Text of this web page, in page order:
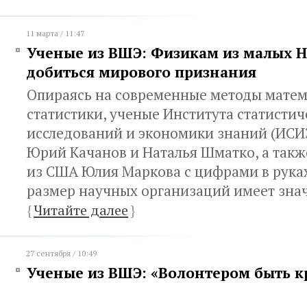
11 марта / 11:47
Ученые из ВШЭ: Физикам из малых
добиться мирового признания
Опираясь на современные методы
статистики, ученые Института
исследований и экономики знаний
Юрий Качанов и Наталья Шматко, а
из США Юлия Маркова с цифрами в
размер научных организаций имеет
{Читайте далее}
27 сентября / 10:49
Ученые из ВШЭ: «Волонтером быть